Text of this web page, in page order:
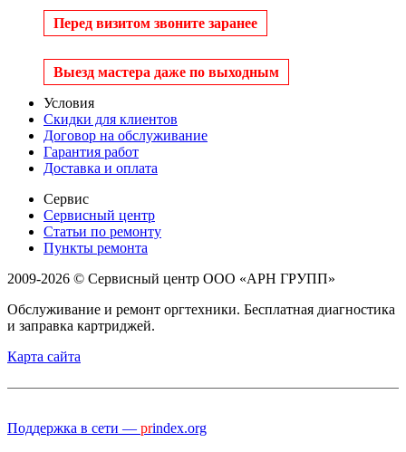
Перед визитом звоните заранее
Выезд мастера даже по выходным
Условия
Скидки для клиентов
Договор на обслуживание
Гарантия работ
Доставка и оплата
Сервис
Сервисный центр
Статьи по ремонту
Пункты ремонта
2009-2026 © Сервисный центр ООО «АРН ГРУПП»
Обслуживание и ремонт оргтехники. Бесплатная диагностика
и заправка картриджей.
Карта сайта
Поддержка в сети — prindex.org